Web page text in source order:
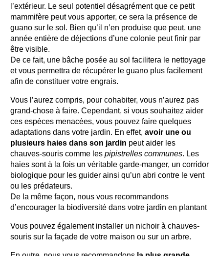
l’extérieur. Le seul potentiel désagrément que ce petit
mammifère peut vous apporter, ce sera la présence de
guano sur le sol. Bien qu’il n’en produise que peut, une
année entière de déjections d’une colonie peut finir par
être visible.
De ce fait, une bâche posée au sol facilitera le nettoyage
et vous permettra de récupérer le guano plus facilement
afin de constituer votre engrais.
Vous l’aurez compris, pour cohabiter, vous n’aurez pas
grand-chose à faire. Cependant, si vous souhaitez aider
ces espèces menacées, vous pouvez faire quelques
adaptations dans votre jardin. En effet, avoir une ou
plusieurs haies dans son jardin peut aider les
chauves-souris comme les pipistrelles communes. Les
haies sont à la fois un véritable garde-manger, un corridor
biologique pour les guider ainsi qu’un abri contre le vent
ou les prédateurs.
De la même façon, nous vous recommandons
d’encourager la biodiversité dans votre jardin en plantant
Vous pouvez également installer un nichoir à chauves-
souris sur la façade de votre maison ou sur un arbre.